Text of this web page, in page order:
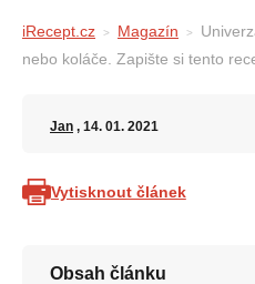
iRecept.cz Magazín
nebo koláče. Zapište si tento
Jan , 14. 01. 2021
Vytisknout článek
Obsah článku